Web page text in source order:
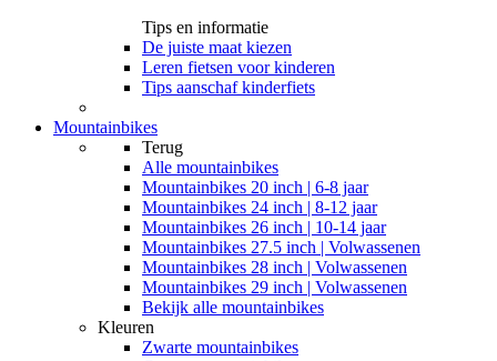
Tips en informatie
De juiste maat kiezen
Leren fietsen voor kinderen
Tips aanschaf kinderfiets
Mountainbikes
Terug
Alle mountainbikes
Mountainbikes 20 inch | 6-8 jaar
Mountainbikes 24 inch | 8-12 jaar
Mountainbikes 26 inch | 10-14 jaar
Mountainbikes 27.5 inch | Volwassenen
Mountainbikes 28 inch | Volwassenen
Mountainbikes 29 inch | Volwassenen
Bekijk alle mountainbikes
Kleuren
Zwarte mountainbikes